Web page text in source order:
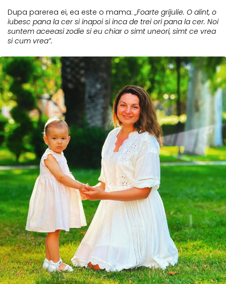
Dupa parerea ei, ea este o mama: „Foarte grijulie. O alint, o
iubesc pana la cer si inapoi si inca de trei ori pana la cer. Noi
suntem aceeasi zodie si eu chiar o simt uneori, simt ce vrea
si cum vrea”.